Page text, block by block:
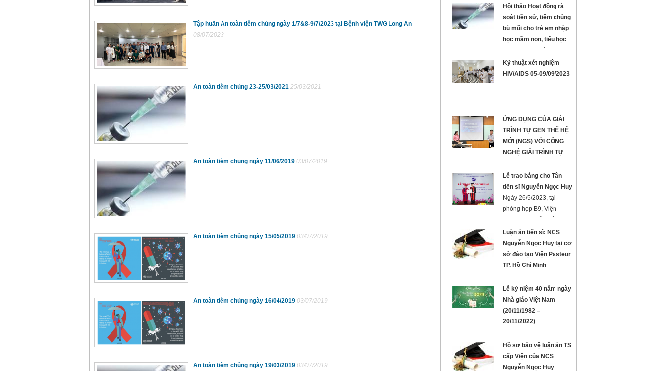
Tập huấn An toàn tiêm chủng ngày 1/7&8-9/7/2023 tại Bệnh viện TWG Long An
08/07/2023
An toàn tiêm chủng 23-25/03/2021 25/03/2021
An toàn tiêm chủng ngày 11/06/2019 03/07/2019
An toàn tiêm chủng ngày 15/05/2019 03/07/2019
An toàn tiêm chủng ngày 16/04/2019 03/07/2019
An toàn tiêm chủng ngày 19/03/2019 03/07/2019
Pasteur TP. Hồ Chí Minh
đã triển ...
Hội thảo Hoạt động rà
soát tiền sử, tiêm chủng
bù mũi cho trẻ em nhập
học mầm non, tiểu học
Kỹ thuật xét nghiệm
HIV/AIDS 05-09/09/2023
ỨNG DỤNG CỦA GIẢI
TRÌNH TỰ GEN THẾ HỆ
MỚI (NGS) VỚI CÔNG
NGHỆ GIẢI TRÌNH TỰ
TRONG XÉT NGHIỆM Ở
NGƯỜI VÀ PHÂN TÍCH
VI SINH VẬT
Lễ trao bằng cho Tân
tiến sĩ Nguyễn Ngọc Huy
Ngày 26/5/2023, tại
phòng họp B9, Viện
long trọng tổ ...
Luận án tiến sĩ: NCS
Nguyễn Ngọc Huy tại cơ
sở đào tạo Viện Pasteur
TP. Hồ Chí Minh
Lễ kỷ niệm 40 năm ngày
Nhà giáo Việt Nam
(20/11/1982 –
20/11/2022)
Hồ sơ bảo vệ luận án TS
cấp Viện của NCS
Nguyễn Ngọc Huy